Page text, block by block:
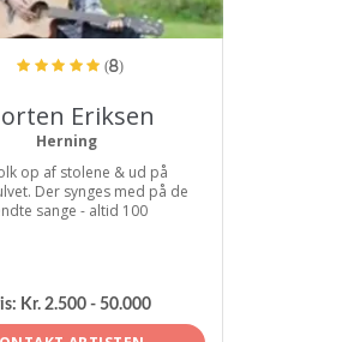
(8)
Eriksen
Herning
op af stolene & ud på
Der synges med på de
sange - altid 100
Kr. 2.500 - 50.000